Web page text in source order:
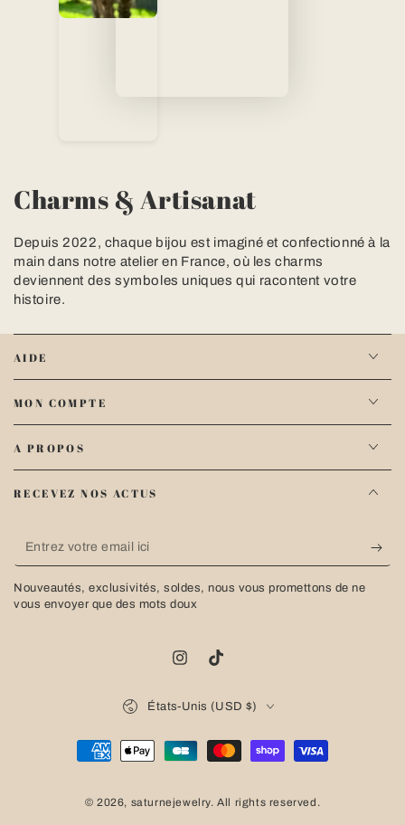
Charms & Artisanat
Depuis 2022, chaque bijou est imaginé et confectionné à la
main dans notre atelier en France, où les charms
deviennent des symboles uniques qui racontent votre
histoire.
AIDE
MON COMPTE
A PROPOS
RECEVEZ NOS ACTUS
Entrez
votre
email
Nouveautés, exclusivités, soldes, nous vous promettons de ne
vous envoyer que des mots doux
Instagram
TikTok
© 2026, saturnejewelry. All rights reserved.
États-Unis (USD $)